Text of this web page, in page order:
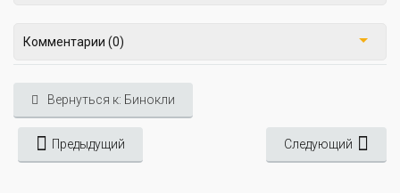
Комментарии (0)
Вернуться к: Бинокли
Предыдущий Следующий